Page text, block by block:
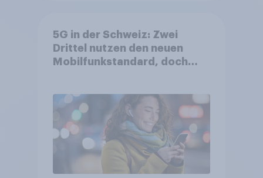
5G in der Schweiz: Zwei
Drittel nutzen den neuen
Mobilfunkstandard, doch